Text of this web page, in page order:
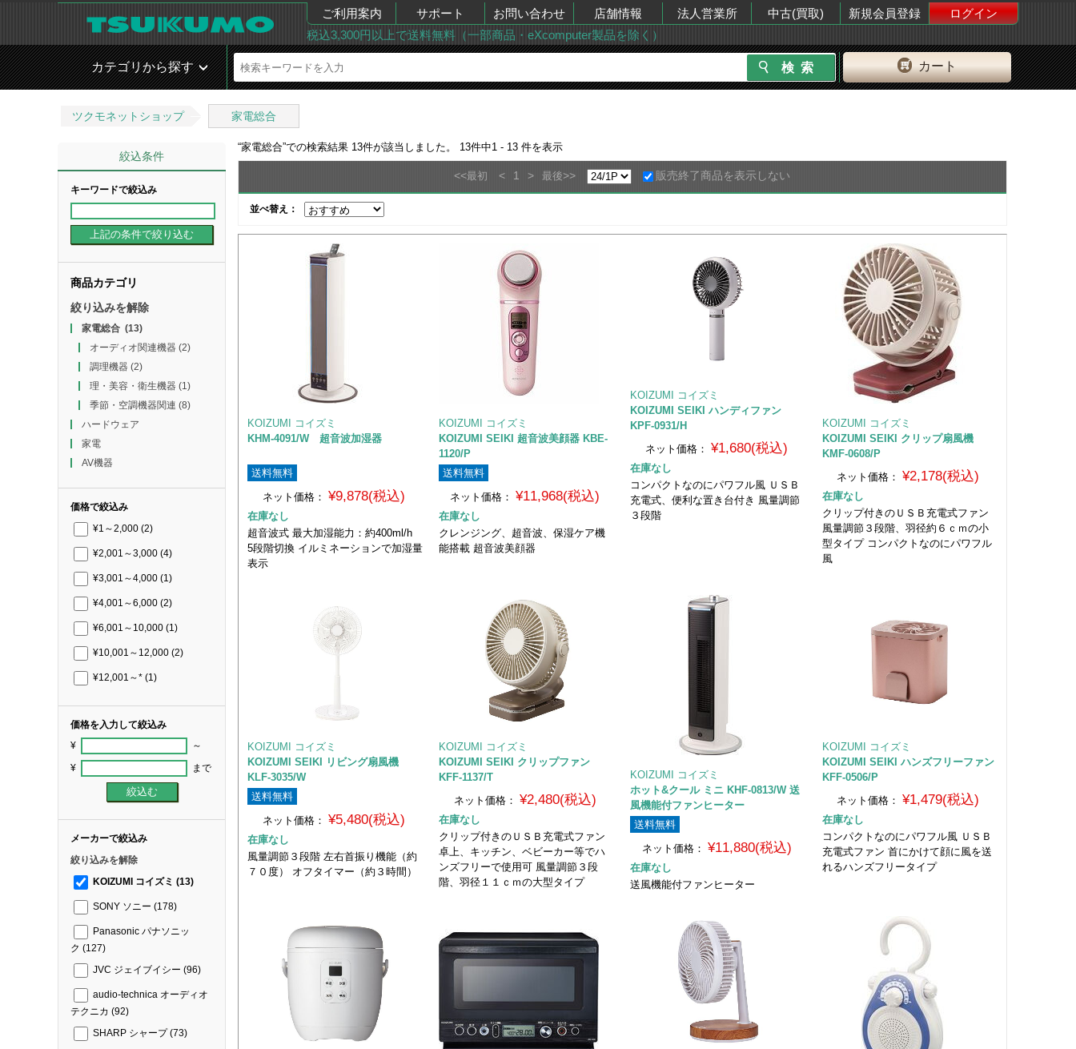
ご利用案内 サポート お問い合わせ 店舗情報 法人営業所 中古(買取) 新規会員登録
ログイン
税込3,300円以上で送料無料（一部商品・eXcomputer製品を除く）
カート
カテゴリから探す
ツクモネットショップ 家電総合
絞込条件
キーワードで絞込み
商品カテゴリ
絞り込みを解除
家電総合(13)
オーディオ関連機器(2)
調理機器(2)
理・美容・衛生機器(1)
季節・空調機器関連 (8)
ハードウェア
家電
AV機器
価格で絞込み
¥1～2,000 (2)
¥2,001～3,000 (4)
¥3,001～4,000 (1)
¥4,001～6,000 (2)
¥6,001～10,000 (1)
¥10,001～12,000 (2)
¥12,001～* (1)
価格を入力して絞込み
¥ ～
¥ まで
メーカーで絞込み
絞り込みを解除
KOIZUMI コイズミ (13)
SONY ソニー (178)
Panasonic パナソニッ
ク (127)
JVC ジェイブイシー (96)
audio-technica オーディオ
テクニカ (92)
SHARP シャープ(73)
“家電総合”での検索結果 13件が該当しました。 13件中1 - 13 件を表示
<<最初 < 1 > 最後>> 販売終了商品を表示しない
並べ替え：
KOIZUMI コイズミ
KHM-4091/W 超音波加湿器
送料無料
ネット価格： ¥9,878(税込)
在庫なし
超音波式 最大加湿能力：約400ml/h
5段階切換 イルミネーションで加湿量
表示
KOIZUMI コイズミ
KOIZUMI SEIKI 超音波美顔器 KBE-
1120/P
送料無料
ネット価格：
¥11,968(税込)
在庫なし
クレンジング、超音波、保湿ケア機
能搭載 超音波美顔器
KOIZUMI コイズミ
KOIZUMI SEIKI ハンディファン
KPF-0931/H
ネット価格：
¥1,680(税込)
在庫なし
コンパクトなのにパワフル風 ＵＳＢ
充電式、便利な置き台付き 風量調節
３段階
KOIZUMI コイズミ
KOIZUMI SEIKI クリップ扇風機
KMF-0608/P
ネット価格：
¥2,178(税込)
在庫なし
クリップ付きのＵＳＢ充電式ファン
風量調節３段階、羽径約６ｃｍの小
型タイプ コンパクトなのにパワフル
風
KOIZUMI コイズミ
KOIZUMI SEIKI リビング扇風機
KLF-3035/W
送料無料
ネット価格： ¥5,480(税込)
在庫なし
風量調節３段階 左右首振り機能（約
７０度） オフタイマー（約３時間）
KOIZUMI コイズミ
KOIZUMI SEIKI クリップファン
KFF-1137/T
ネット価格： ¥2,480(税込)
在庫なし
クリップ付きのＵＳＢ充電式ファン
卓上、キッチン、ベビーカー等でハ
ンズフリーで使用可 風量調節３段
階、羽径１１ｃｍの大型タイプ
KOIZUMI コイズミ
ホット&クール ミニ KHF-0813/W 送
風機能付ファンヒーター
送料無料
ネット価格： ¥11,880(税込)
在庫なし
送風機能付ファンヒーター
KOIZUMI コイズミ
KOIZUMI SEIKI ハンズフリーファン
KFF-0506/P
ネット価格：
¥1,479(税込)
在庫なし
コンパクトなのにパワフル風 ＵＳＢ
充電式ファン 首にかけて顔に風を送
れるハンズフリータイプ